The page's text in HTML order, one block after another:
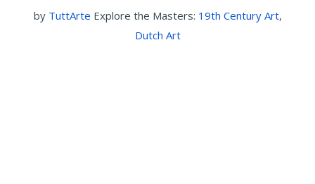
by TuttArte Explore the Masters: 19th Century Art,
Dutch Art